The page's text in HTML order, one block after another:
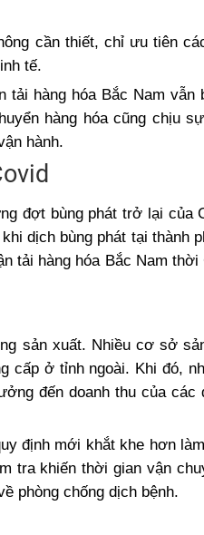
cần thiết, chỉ ưu tiên
tế.
hàng hóa Bắc Nam vẫn
hàng hóa cũng chịu
hành.
đợt bùng phát trở lại của
dịch bùng phát tại thành
tải hàng hóa Bắc Nam thời
sản xuất. Nhiều cơ sở
cấp ở tỉnh ngoài. Khi đó,
đến doanh thu của các
định mới khắt khe hơn
tra khiến thời gian vận
phòng chống dịch bệnh.